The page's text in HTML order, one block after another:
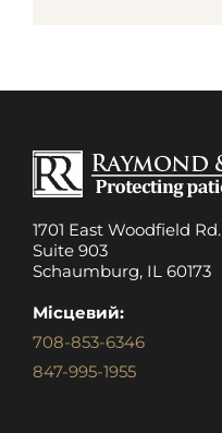
1701 East Woodfield Rd.
Suite 903
Schaumburg, IL 60173
Місцевий:
708-853-6346
847-995-1955